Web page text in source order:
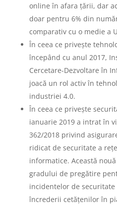
online în afara țării, dar
doar pentru 6% din
comparativ cu o medie a
În ceea ce privește
începând cu anul 2017,
Cercetare-Dezvoltare în
joacă un rol activ în
industriei 4.0.
În ceea ce privește
ianuarie 2019 a intrat în
362/2018 privind
ridicat de securitate a
informatice. Această
gradului de pregătire
incidentelor de
încrederii cetățenilor în